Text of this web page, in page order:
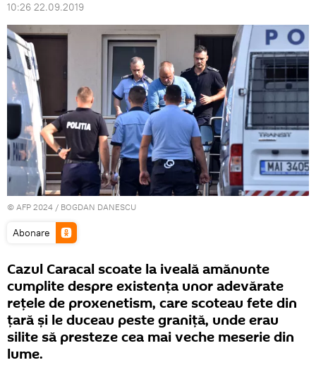
10:26 22.09.2019
© AFP 2024 / BOGDAN DANESCU
Abonare
Cazul Caracal scoate la iveală amănunte
cumplite despre existența unor adevărate
rețele de proxenetism, care scoteau fete din
țară și le duceau peste graniță, unde erau
silite să presteze cea mai veche meserie din
lume.